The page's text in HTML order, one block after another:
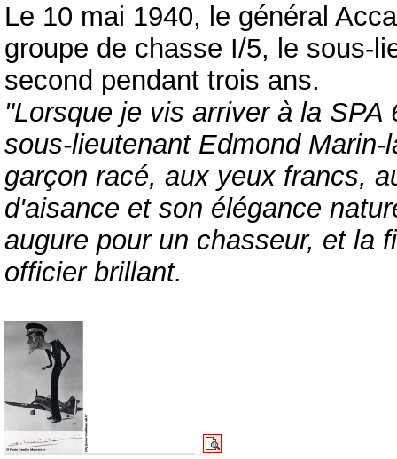
Le 10 mai 1940, le général
groupe de chasse I/5, le sous-
second pendant trois ans.
"Lorsque je vis arriver à la
sous-lieutenant Edmond
garçon racé, aux yeux francs,
d'aisance et son élégance
augure pour un chasseur, et la
officier brillant.